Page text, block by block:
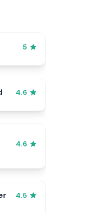
5
4.6
4.6
4.5